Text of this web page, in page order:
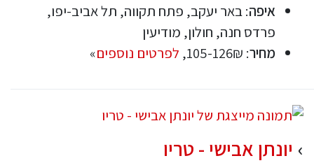
איפה: באר יעקב, פתח תקווה, תל אביב-יפו,
פרדס חנה, חולון, מודיעין
מחיר: 105-126₪, לפרטים נוספים»
יונתן אבישי - טריו